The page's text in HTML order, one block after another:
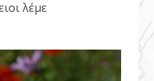
λέμε